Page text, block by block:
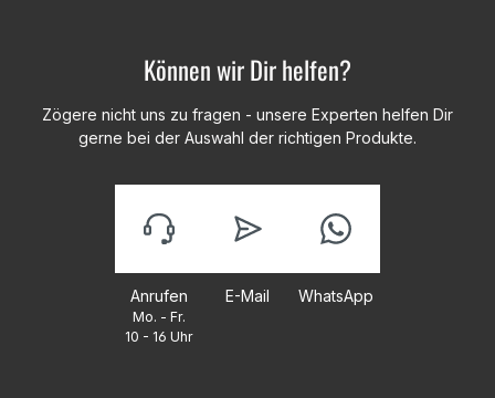
Können wir Dir helfen?
Zögere nicht uns zu fragen - unsere Experten helfen Dir
gerne bei der Auswahl der richtigen Produkte.
Anrufen
Mo. - Fr.
10 - 16 Uhr
E-Mail WhatsApp